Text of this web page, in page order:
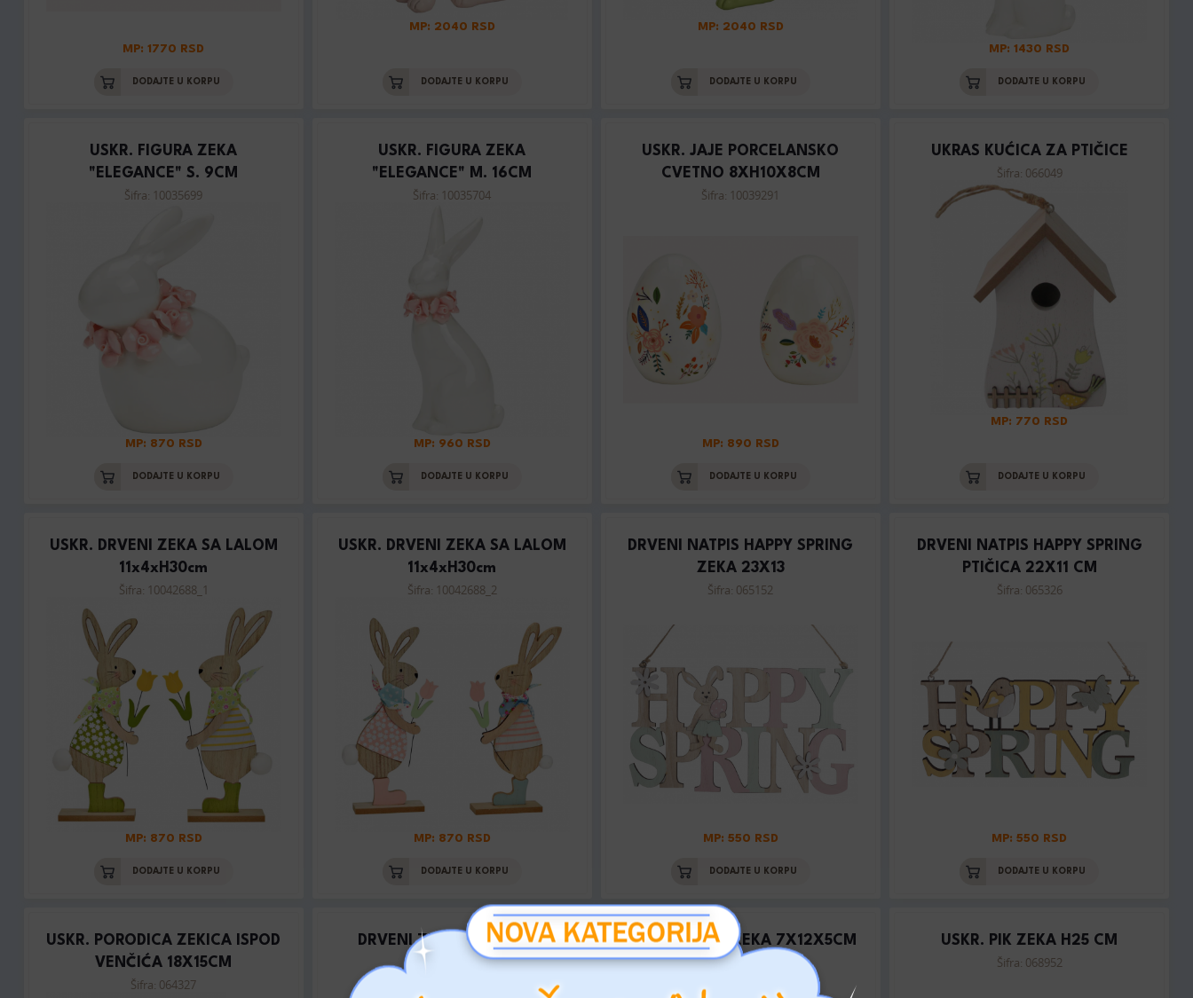
MP: 1770 RSD
DODAJTE U KORPU
MP: 2040 RSD
DODAJTE U KORPU
MP: 2040 RSD
DODAJTE U KORPU
MP: 1430 RSD
DODAJTE U KORPU
USKR. FIGURA ZEKA
"ELEGANCE" S. 9CM
Šifra: 10035699
MP: 870 RSD
DODAJTE U KORPU
USKR. FIGURA ZEKA
"ELEGANCE" M. 16CM
Šifra: 10035704
MP: 960 RSD
DODAJTE U KORPU
USKR. JAJE PORCELANSKO
CVETNO 8XH10X8CM
Šifra: 10039291
MP: 890 RSD
DODAJTE U KORPU
UKRAS KUĆICA ZA PTIČICE
Šifra: 066049
MP: 770 RSD
DODAJTE U KORPU
USKR. DRVENI ZEKA SA LALOM
11x4xH30cm
Šifra: 10042688_1
MP: 870 RSD
DODAJTE U KORPU
USKR. DRVENI ZEKA SA LALOM
11x4xH30cm
Šifra: 10042688_2
MP: 870 RSD
DODAJTE U KORPU
DRVENI NATPIS HAPPY SPRING
ZEKA 23X13
Šifra: 065152
MP: 550 RSD
DODAJTE U KORPU
DRVENI NATPIS HAPPY SPRING
PTIČICA 22X11 CM
Šifra: 065326
MP: 550 RSD
DODAJTE U KORPU
USKR. PORODICA ZEKICA ISPOD
VENČIĆA 18X15CM
Šifra: 064327
DRVENI ZEKA NA BICIKLU
Šifra: 064806
USKR. FIGURA ZEKA 7X12X5CM
Šifra: 10035581
USKR. PIK ZEKA H25 CM
Šifra: 068952